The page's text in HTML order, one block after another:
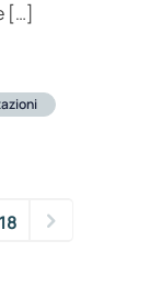
[…]
18